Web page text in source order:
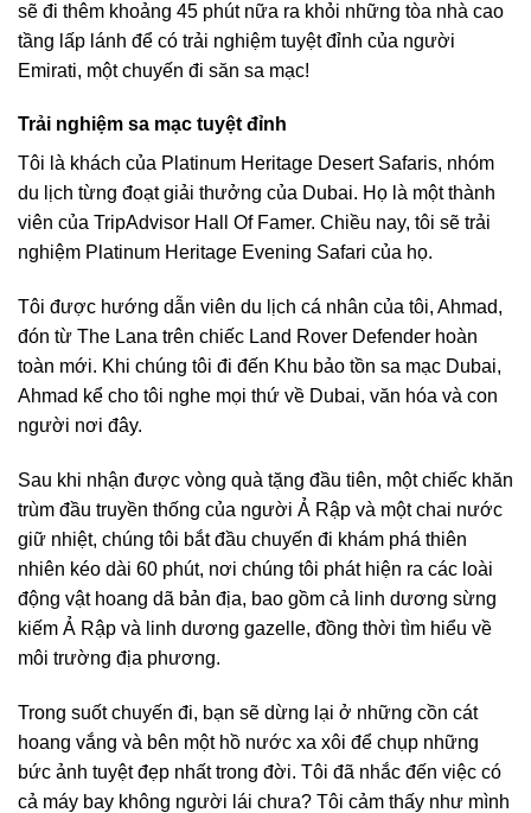
sẽ đi thêm khoảng 45 phút nữa ra khỏi những tòa nhà cao
tầng lấp lánh để có trải nghiệm tuyệt đỉnh của người
Emirati, một chuyến đi săn sa mạc!
Trải nghiệm sa mạc tuyệt đỉnh
Tôi là khách của Platinum Heritage Desert Safaris, nhóm
du lịch từng đoạt giải thưởng của Dubai. Họ là một thành
viên của TripAdvisor Hall Of Famer. Chiều nay, tôi sẽ trải
nghiệm Platinum Heritage Evening Safari của họ.
Tôi được hướng dẫn viên du lịch cá nhân của tôi, Ahmad,
đón từ The Lana trên chiếc Land Rover Defender hoàn
toàn mới. Khi chúng tôi đi đến Khu bảo tồn sa mạc Dubai,
Ahmad kể cho tôi nghe mọi thứ về Dubai, văn hóa và con
người nơi đây.
Sau khi nhận được vòng quà tặng đầu tiên, một chiếc khăn
trùm đầu truyền thống của người Ả Rập và một chai nước
giữ nhiệt, chúng tôi bắt đầu chuyến đi khám phá thiên
nhiên kéo dài 60 phút, nơi chúng tôi phát hiện ra các loài
động vật hoang dã bản địa, bao gồm cả linh dương sừng
kiếm Ả Rập và linh dương gazelle, đồng thời tìm hiểu về
môi trường địa phương.
Trong suốt chuyến đi, bạn sẽ dừng lại ở những cồn cát
hoang vắng và bên một hồ nước xa xôi để chụp những
bức ảnh tuyệt đẹp nhất trong đời. Tôi đã nhắc đến việc có
cả máy bay không người lái chưa? Tôi cảm thấy như mình